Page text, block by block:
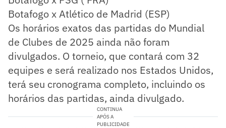
Botafogo x Atlético de Madrid (ESP)
Os horários exatos das partidas do Mundial
de Clubes de 2025 ainda não foram
divulgados. O torneio, que contará com 32
equipes e será realizado nos Estados Unidos,
terá seu cronograma completo, incluindo os
horários das partidas, ainda divulgado.
CONTINUA
APÓS A
PUBLICIDADE